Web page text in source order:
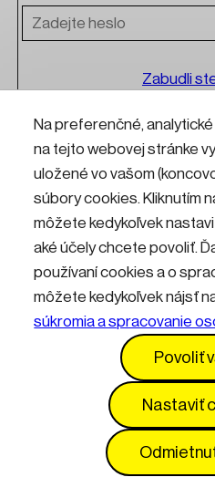
Na preferenčné,
na tejto webovej stránke
uložené vo vašom
súbory cookies. Kliknutím
môžete kedykoľvek
aké účely chcete povoliť.
používaní cookies a o
môžete kedykoľvek nájsť
súkromia a spracovanie
Povoliť
Nastaviť
Zabudli
Kontakty
Prevádzkový poriadok
Vyhlásenie o prístupnosti